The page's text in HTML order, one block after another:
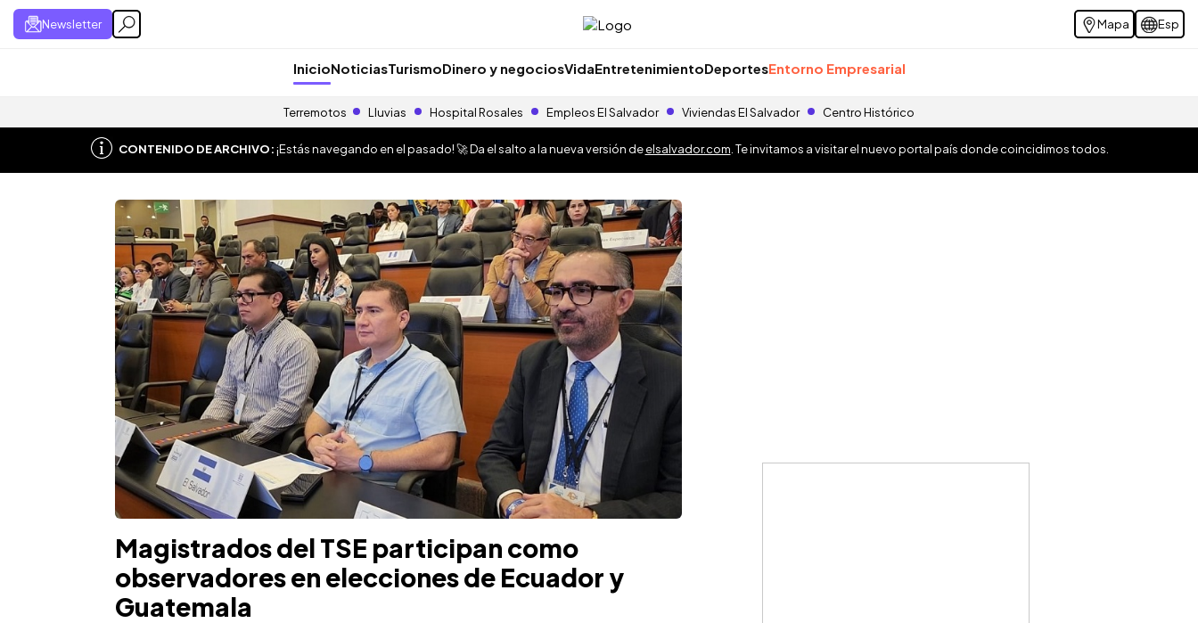
Newsletter Mapa Esp
InicioNoticiasTurismoDinero y negociosVidaEntretenimientoDeportesEntorno Empresarial
Terremotos Lluvias Hospital Rosales Empleos El Salvador Viviendas El Salvador Centro Histórico
CONTENIDO DE ARCHIVO:¡Estás navegando en el pasado! 🚀 Da el salto a la nueva versión deelsalvador.com . Te invitamos a visitar el nuevo portal país donde coincidimos todos.
Magistrados del TSE participan como
observadores en elecciones de Ecuador y
Guatemala